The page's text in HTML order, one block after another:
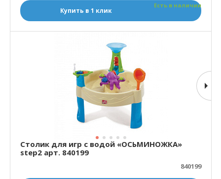
Есть в наличии
Купить в 1 клик
Столик для игр с водой «ОСЬМИНОЖКА»
step2 арт. 840199
840199